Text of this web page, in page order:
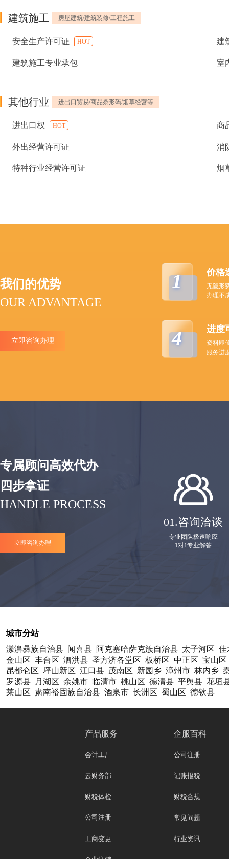
建筑施工 房屋建筑/建筑装修/工程施工
安全生产许可证 HOT 建
建筑施工专业承包 室
其他行业 进出口贸易/商品条形码/烟草经营等
进出口权 HOT 商
外出经营许可证 消
特种行业经营许可证 烟
我们的优势
OUR ADVANTAGE
立即咨询办理
1 价格
无隐形
办理不
4 进度
资料即
服务进
专属顾问高效代办
四步拿证
HANDLE PROCESS
立即咨询办理
01.咨询洽谈
专业团队极速响应
1对1专业解答
城市分站
漾濞彝族自治县 闻喜县 阿克塞哈萨克族自治县 太子河区 佳
金山区 丰台区 泗洪县 圣方济各堂区 板桥区 中正区 宝山区
昆都仑区 坪山新区 江口县 茂南区 新园乡 漳州市 林内乡
罗源县
月湖区 余姚市 临清市 桃山区 德清县 平舆县 花垣
莱山区 肃南裕固族自治县 酒泉市 长洲区 蜀山区 德钦县
产品服务
会计工厂
云财务部
财税体检
公司注册
工商变更
企服百科
公司注册
记账报税
财税合规
常见问题
行业资讯